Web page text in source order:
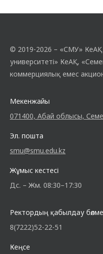
© 2019-2026 – «СМУ»
университеті» КеАҚ,
коммерциялық емес
Мекенжайы
071400, Абай облысы,
Эл. пошта
smu@smu.edu.kz
Жұмыс кестесі
Дс. – Жм. 08:30–17:30
Ректордың қабылдау
8(7222)52-22-51
Кеңсе